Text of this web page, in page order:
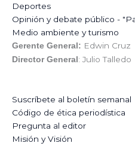
Deportes
Opinión y debate público -
Medio ambiente y turismo
Gerente General: Edwin Cruz
Director General: Julio Talledo
Suscríbete al boletín semanal
Código de ética periodística
Pregunta al editor
Misión y Visión